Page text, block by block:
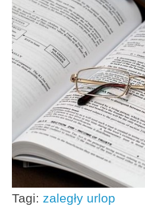
Tagi: zaległy urlop